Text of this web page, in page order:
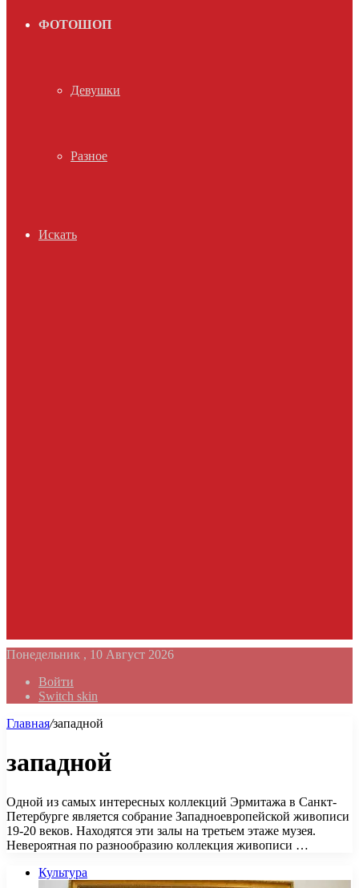
ФОТОШОП
Девушки
Разное
Искать
Понедельник , 10 Август 2026
Войти
Switch skin
Главная/западной
западной
Одной из самых интересных коллекций Эрмитажа в Санкт-
Петербурге является собрание Западноевропейской живописи
19-20 веков. Находятся эти залы на третьем этаже музея.
Невероятная по разнообразию коллекция живописи …
Культура